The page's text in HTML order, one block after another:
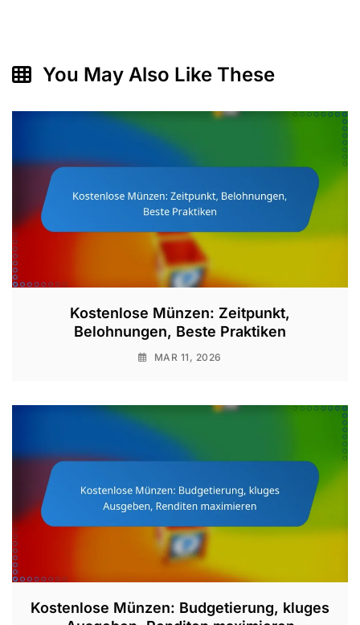
You May Also Like These
Kostenlose Münzen: Zeitpunkt,
Belohnungen, Beste Praktiken
MAR 11, 2026
Kostenlose Münzen: Budgetierung, kluges